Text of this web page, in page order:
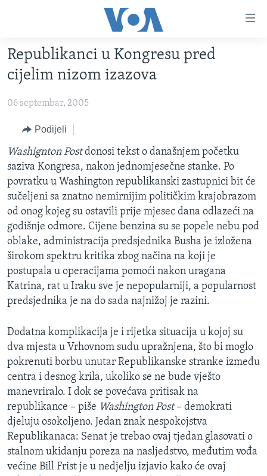
glavni
sadržaj
Pređi
na
navigaciju
Idi
na
pretragu
TV PROGRAM
VIDEO
FOTOGRAFIJE DANA
VIJESTI
SJEDINJENE AMERIČKE DRŽAVE
BOSNA I HERCEGOVINA
SVIJET
NAUKA I TEHNOLOGIJA
SPECIJALNI PROJEKTI
KORUPCIJA
SLOBODA MEDIJA
ŽENSKA STRANA
IZBJEGLIČKA STRANA
MAGAZIN
O GLASU AMERIKE
Learning English
PRATITE NAS
Jezici
Republikanci u Kongresu pred
cijelim nizom izazova
06 septembar, 2005
Podijeli
Washignton Postdonosi tekst o današnjem početku
saziva Kongresa, nakon jednomjesečne stanke. Po
povratku u Washington republikanski zastupnici bit će
sučeljeni sa znatno nemirnijim političkim krajobrazom
od onog kojeg su ostavili prije mjesec dana odlazeći na
godišnje odmore. Cijene benzina su se popele nebu pod
oblake, administracija predsjednika Busha je izložena
širokom spektru kritika zbog načina na koji je
postupala u operacijama pomoći nakon uragana
Katrina, rat u Iraku sve je nepopularniji, a popularnost
predsjednika je na do sada najnižoj je razini.
Dodatna komplikacija je i rijetka situacija u kojoj su
dva mjesta u Vrhovnom sudu upražnjena, što bi moglo
pokrenuti borbu unutar Republikanske stranke između
centra i desnog krila, ukoliko se ne bude vješto
manevriralo. I dok se povećava pritisak na
republikance – piše Washington Post– demokrati
djeluju osokoljeno. Jedan znak nespokojstva
Republikanaca: Senat je trebao ovaj tjedan glasovati o
stalnom ukidanju poreza na nasljedstvo, međutim vođa
većine Bill Frist je u nedjelju izjavio kako će ovaj